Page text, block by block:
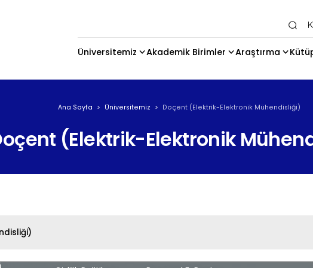
Ana
Üniversitemiz Akademik Birimler Araştırma
Ana Sayfa Üniversitemiz Doçent (Elektrik-Elektronik Mühendisliği)
(Elektrik-Elektronik